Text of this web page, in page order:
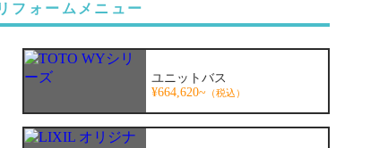
フォームメニュー
ユニットバス
¥664,620~ （税込）